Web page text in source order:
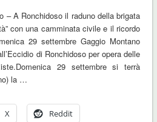
– A Ronchidoso il raduno della brigata
con una camminata civile e il ricordo
29 settembre Gaggio Montano
di Ronchidoso per opera delle
29 settembre si terrà
la …
X Reddit